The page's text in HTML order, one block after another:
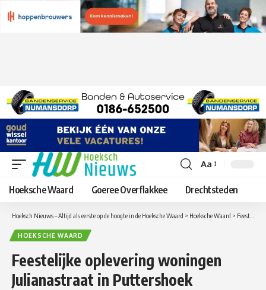
Lettergrootte
aanpassen
Aa
Hoeksche Waard Goeree Overflakkee Drechtsteden
Hoeksch Nieuws – Altijd als eerste op de hoogte in de Hoeksche Waard > Hoeksche Waard > Feestelijke oplevering woningen Julianastraat in Puttershoek
HOEKSCHE WAARD
Feestelijke oplevering woningen
Julianastraat in Puttershoek